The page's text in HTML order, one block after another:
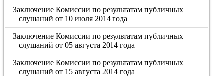
Заключение Комиссии по результатам публичных
слушаний от 10 июля 2014 года
Заключение Комиссии по результатам публичных
слушаний от 05 августа 2014 года
Заключение Комиссии по результатам публичных
слушаний от 15 августа 2014 года